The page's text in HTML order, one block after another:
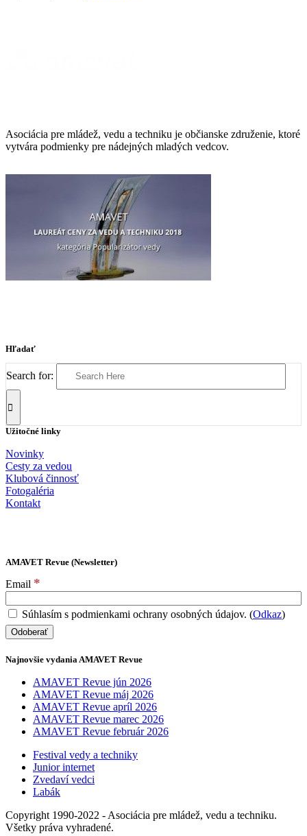
Asociácia pre mládež, vedu a techniku je občianske združenie, ktoré
vytvára podmienky pre nádejných mladých vedcov.
Hľadať
Search for:
Užitočné linky
Novinky
Cesty za vedou
Klubová činnosť
Fotogaléria
Kontakt
AMAVET Revue (Newsletter)
Email *
Súhlasím s podmienkami ochrany osobných údajov. (Odkaz)
Najnovšie vydania AMAVET Revue
AMAVET Revue jún 2026
AMAVET Revue máj 2026
AMAVET Revue apríl 2026
AMAVET Revue marec 2026
AMAVET Revue február 2026
Festival vedy a techniky
Junior internet
Zvedaví vedci
Labák
Copyright 1990-2022 - Asociácia pre mládež, vedu a techniku.
Všetky práva vyhradené.